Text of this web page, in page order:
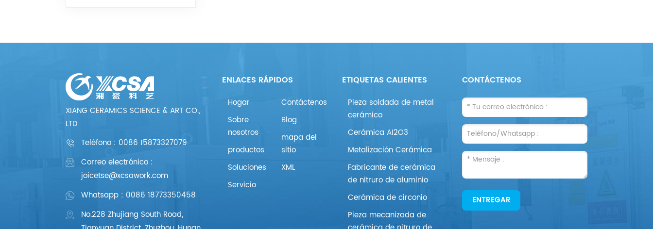
XIANG CERAMICS SCIENCE & ART CO.,
LTD
Teléfono : 0086 15873327079
Correo electrónico :
joicetse@xcsawork.com
Whatsapp : 0086 18773350458
No.228 Zhujiang South Road,
ENLACES RÁPIDOS
Hogar
Sobre
nosotros
productos
Soluciones
Servicio
Contáctenos
Blog
mapa del
sitio
XML
ETIQUETAS CALIENTES
Pieza soldada de metal
cerámico
Cerámica AI2O3
Metalización Cerámica
Fabricante de cerámica
de nitruro de aluminio
Cerámica de circonio
Pieza mecanizada de
CONTÁCTENOS
ENTREGAR